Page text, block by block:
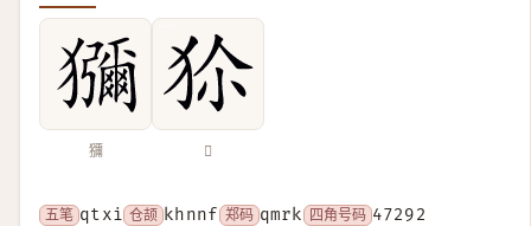
獼 𤝝
五笔 qtxi 仓颉 khnnf 郑码 qmrk 四角号码 47292